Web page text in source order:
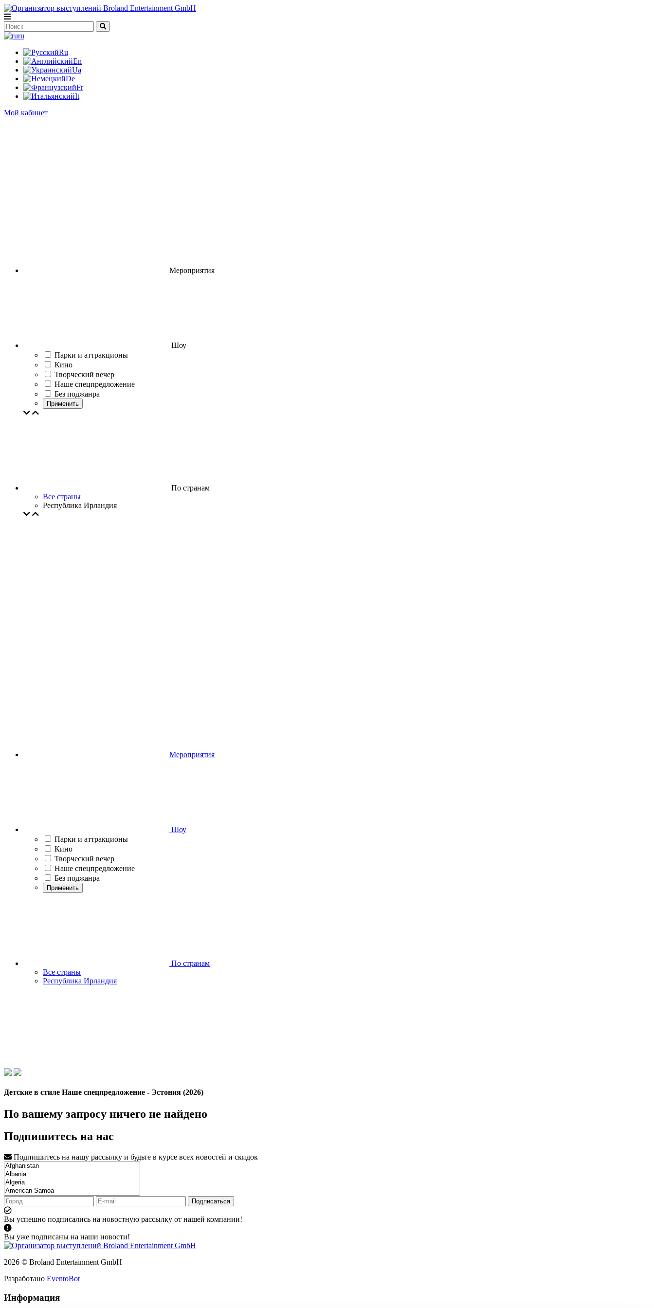
ru
Ru
En
Ua
De
Fr
It
Мой кабинет
Мероприятия
Шоу
Парки и аттракционы
Кино
Творческий вечер
Наше спецпредложение
Без поджанра
Применить
По странам
Все страны
Республика Ирландия
Мероприятия
Шоу
Парки и аттракционы
Кино
Творческий вечер
Наше спецпредложение
Без поджанра
Применить
По странам
Все страны
Республика Ирландия
Детские в стиле Наше спецпредложение - Эстония (2026)
По вашему запросу ничего не найдено
Подпишитесь на нас
Подпишитесь на нашу рассылку и будьте в курсе всех новостей и скидок
Подписаться
Вы успешно подписались на новостную рассылку от нашей компании!
Вы уже подписаны на наши новости!
2026 © Broland Entertainment GmbH
Разработано EventoBot
Информация